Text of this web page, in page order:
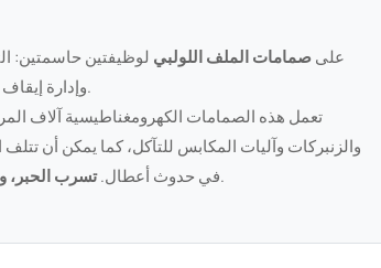
تعتمد أنظمة CIJ علىصمامات الملف اللولبي لوظيفتين حاسمتين:
وإدارة إيقاف الحبر أثناء بدء التشغيل والإيقاف وظروف الأعطال (ملف لولبي للإيقاف).
تعمل هذه الصمامات الكهرومغناطيسية آلاف
والزنبركات وآليات المكابس للتآكل، كما يمكن أن
في حدوث أعطال.تسرب الحبر، .